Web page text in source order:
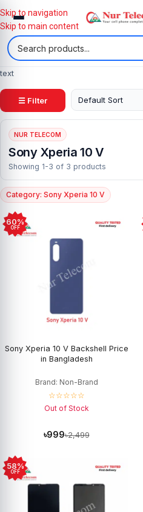
Skip to navigation
Skip to main content
text
☰ Filter
NUR TELECOM
Sony Xperia 10 V
Showing 1-3 of 3 products
Category: Sony Xperia 10 V
60%
OFF
Sony Xperia 10 V Backshell Price
in Bangladesh
Brand: Non-Brand
☆☆☆☆☆
Out of Stock
৳999৳2,499
58%
OFF